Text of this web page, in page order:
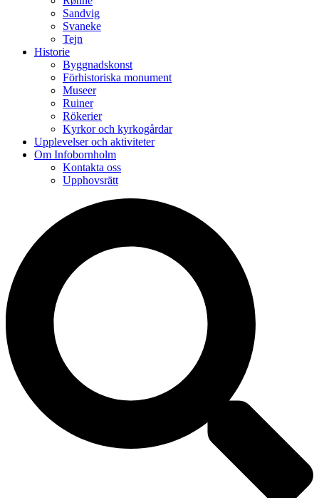
Sandvig
Svaneke
Tejn
Historie
Byggnadskonst
Förhistoriska monument
Museer
Ruiner
Rökerier
Kyrkor och kyrkogårdar
Upplevelser och aktiviteter
Om Infobornholm
Kontakta oss
Upphovsrätt